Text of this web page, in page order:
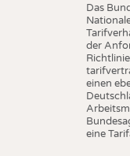
Das
der
einen
eine